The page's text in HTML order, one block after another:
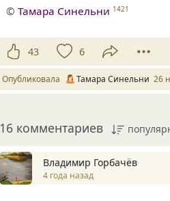
©Тамара Синельни 1421
43 6
Опубликовала Тамара Синельни 26
16 комментариев
Владимир Горбачёв
4 года назад